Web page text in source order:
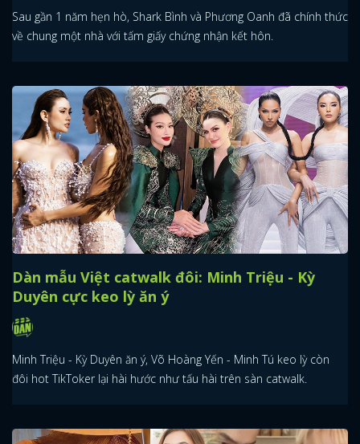
Sau gần 1 năm hẹn hò, Shark Bình và Phương Oanh đã chính thức
về chung một nhà với tấm giấy chứng nhận kết hôn.
Dàn mẫu Việt catwalk đôi: Minh Triệu - Kỳ
Duyên cực keo lỳ ăn ý
Minh Triệu - Kỳ Duyên ăn ý, Võ Hoàng Yến - Minh Tú keo lỳ còn
đôi hot TikToker lại hài hước như tấu hài trên sàn catwalk.